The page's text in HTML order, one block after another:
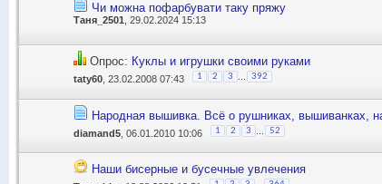
Чи можна пофарбувати таку пряжу
Таня_2501 , 29.02.2024 15:13
Опрос: Куклы и игрушки своими руками
taty60 , 23.02.2008 07:43 1 2 3 392
Народная вышивка. Всё о рушниках, вышиванках,
diamand5 , 06.01.2010 10:06 1 2 3 52
Наши бисерные и бусечные увлечения